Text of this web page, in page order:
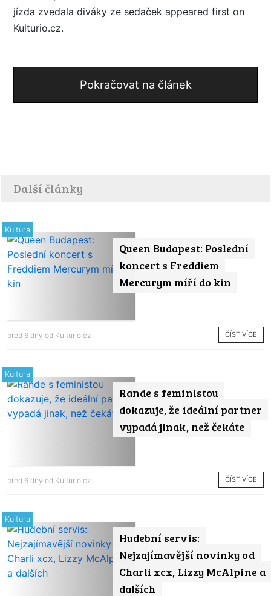
jízda zvedala diváky ze sedaček appeared first on
Kulturio.cz.
Pokračovat na článek
Další články
Queen Budapest: Poslední
koncert s Freddiem
Mercurym míří do kin
Kultura
před 6 dny od Kulturio.cz ČÍST VÍCE
Rande s feministou
dokazuje, že ideální partner
vypadá jinak, než čekáte
Kultura
před 6 dny od Kulturio.cz ČÍST VÍCE
Hudební servis:
Nejzajímavější novinky od
Charli xcx, Lizzy McAlpine a
dalších
Kultura